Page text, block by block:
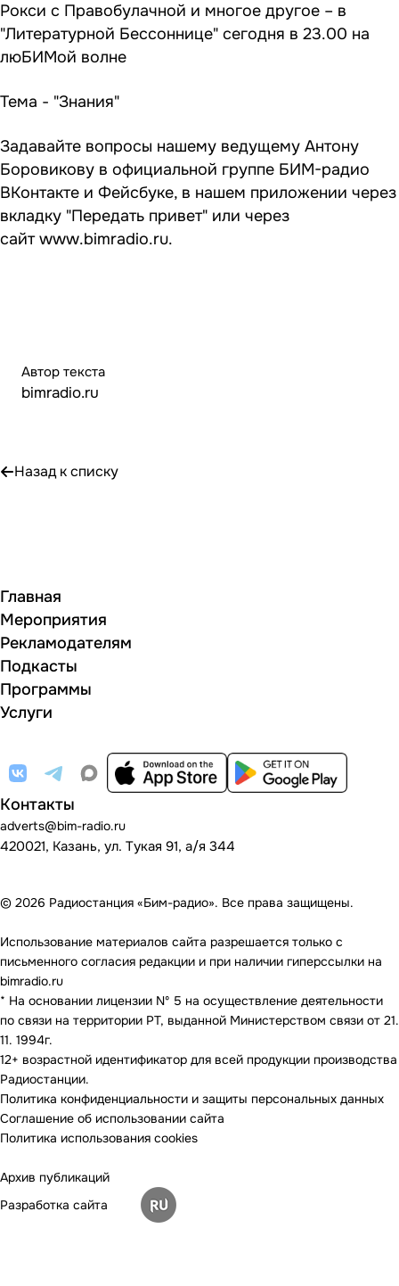
Рокси с Правобулачной и многое другое – в
"Литературной Бессоннице" сегодня в 23.00 на
люБИМой волне
Тема - "Знания"
Задавайте вопросы нашему ведущему Антону
Боровикову в официальной группе БИМ-радио
ВКонтакте и Фейсбуке, в нашем приложении через
вкладку "Передать привет" или через
сайтwww.bimradio.ru.
Автор текста
bimradio.ru
Назад к списку
Главная
Мероприятия
Рекламодателям
Подкасты
Программы
Услуги
Контакты
adverts@bim-radio.ru
420021, Казань, ул. Тукая 91, а/я 344
© 2026 Радиостанция «Бим-радио». Все права защищены.
Использование материалов сайта разрешается только с
письменного согласия редакции и при наличии гиперссылки на
bimradio.ru
* На основании лицензии Nº 5 на осуществление деятельности
по связи на территории РТ, выданной Министерством связи от 21.
11. 1994г.
12+ возрастной идентификатор для всей продукции производства
Радиостанции.
Политика конфиденциальности и защиты персональных данных
Соглашение об использовании сайта
Политика использования cookies
Архив публикаций
Разработка сайта